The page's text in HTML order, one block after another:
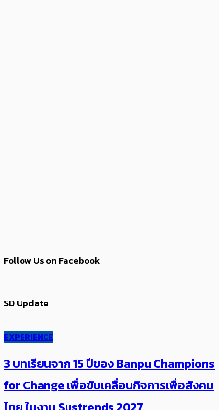
Follow Us on Facebook
SD Update
EXPERIENCE
3 บทเรียนจาก 15 ปีของ Banpu Champions
for Change เพื่อขับเคลื่อนกิจการเพื่อสังคม